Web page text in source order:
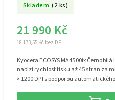
Skladem (2 ks)
18 173,55 Kč bez DPH
21 990 Kč
Kyocera ECOSYS MA4500ix
nabízí rychlost tisku až 45 stran za
× 1200 DPI s podporou
jednoduše připojit pomocí USB